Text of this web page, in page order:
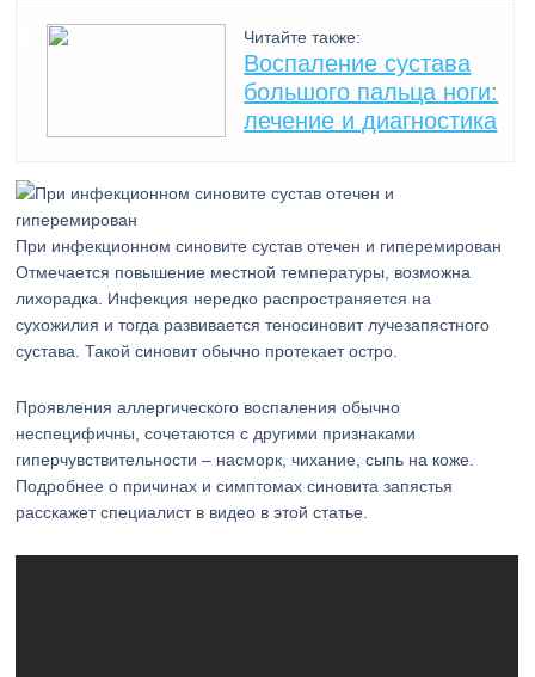
Читайте также:
Воспаление сустава
большого пальца ноги:
лечение и диагностика
При инфекционном синовите сустав отечен и гиперемирован
Отмечается повышение местной температуры, возможна
лихорадка. Инфекция нередко распространяется на
сухожилия и тогда развивается теносиновит лучезапястного
сустава. Такой синовит обычно протекает остро.
Проявления аллергического воспаления обычно
неспецифичны, сочетаются с другими признаками
гиперчувствительности – насморк, чихание, сыпь на коже.
Подробнее о причинах и симптомах синовита запястья
расскажет специалист в видео в этой статье.